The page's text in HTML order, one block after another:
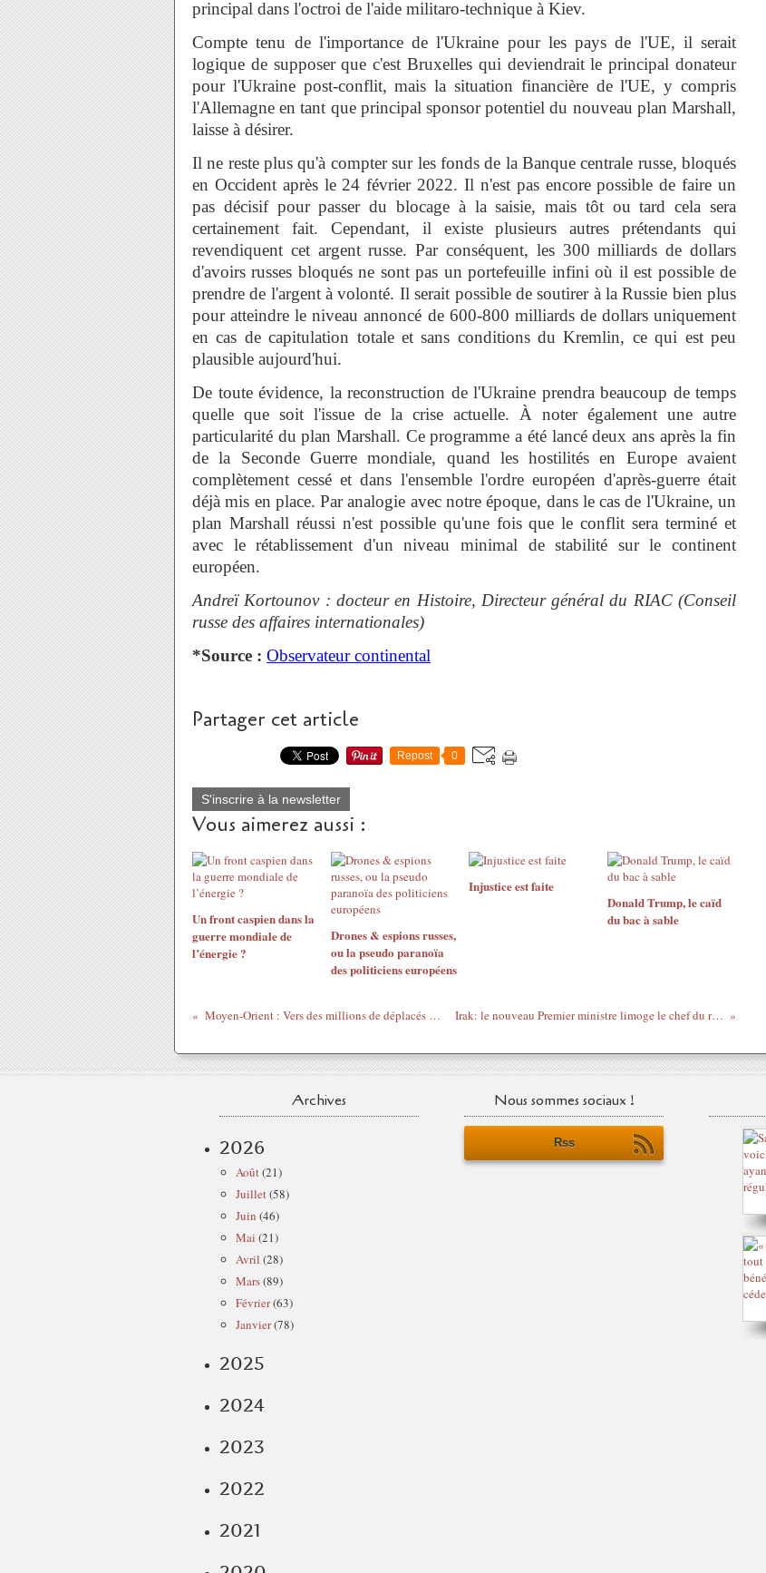
principal dans l'octroi de l'aide militaro-technique à Kiev.
Compte tenu de l'importance de l'Ukraine pour les pays de l'UE, il serait
logique de supposer que c'est Bruxelles qui deviendrait le principal donateur
pour l'Ukraine post-conflit, mais la situation financière de l'UE, y compris
l'Allemagne en tant que principal sponsor potentiel du nouveau plan Marshall,
laisse à désirer.
Il ne reste plus qu'à compter sur les fonds de la Banque centrale russe, bloqués
en Occident après le 24 février 2022. Il n'est pas encore possible de faire un
pas décisif pour passer du blocage à la saisie, mais tôt ou tard cela sera
certainement fait. Cependant, il existe plusieurs autres prétendants qui
revendiquent cet argent russe. Par conséquent, les 300 milliards de dollars
d'avoirs russes bloqués ne sont pas un portefeuille infini où il est possible de
prendre de l'argent à volonté. Il serait possible de soutirer à la Russie bien plus
pour atteindre le niveau annoncé de 600-800 milliards de dollars uniquement
en cas de capitulation totale et sans conditions du Kremlin, ce qui est peu
plausible aujourd'hui.
De toute évidence, la reconstruction de l'Ukraine prendra beaucoup de temps
quelle que soit l'issue de la crise actuelle. À noter également une autre
particularité du plan Marshall. Ce programme a été lancé deux ans après la fin
de la Seconde Guerre mondiale, quand les hostilités en Europe avaient
complètement cessé et dans l'ensemble l'ordre européen d'après-guerre était
déjà mis en place. Par analogie avec notre époque, dans le cas de l'Ukraine, un
plan Marshall réussi n'est possible qu'une fois que le conflit sera terminé et
avec le rétablissement d'un niveau minimal de stabilité sur le continent
européen.
Andreï Kortounov : docteur en Histoire, Directeur général du RIAC (Conseil
russe des affaires internationales)
*Source : Observateur continental
Partager cet article
Repost 0
S'inscrire à la newsletter
Vous aimerez aussi :
Un front caspien dans la
guerre mondiale de
l’énergie ?
Drones & espions russes,
ou la pseudo paranoïa
des politiciens européens
Injustice est faite
Donald Trump, le caïd
du bac à sable
Moyen-Orient : Vers des millions de déplacés climatiques ? Irak: le nouveau Premier ministre limoge le chef du renseignement
Archives
2026
Août(21)
Juillet(58)
Juin (46)
Mai (21)
Avril (28)
Mars(89)
Février(63)
Janvier(78)
2025
2024
2023
2022
2021
Nous sommes sociaux !
Rss